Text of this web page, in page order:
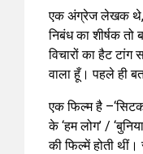
एक अंग्रेज लेखक थे,
निबंध का शीर्षक
विचारों का हैट टांग
वाला हूँ। पहले ही
एक फिल्म है
के ‘हम लोग’ /
की फिल्में होती